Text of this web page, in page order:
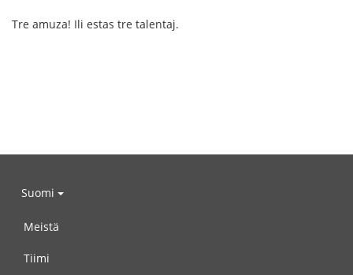
Tre amuza! Ili estas tre talentaj.
Suomi
Meistä
Tiimi